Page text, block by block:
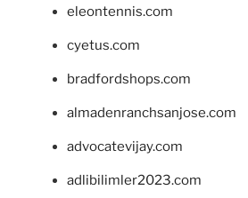
eleontennis.com
cyetus.com
bradfordshops.com
almadenranchsanjose.com
advocatevijay.com
adlibilimler2023.com